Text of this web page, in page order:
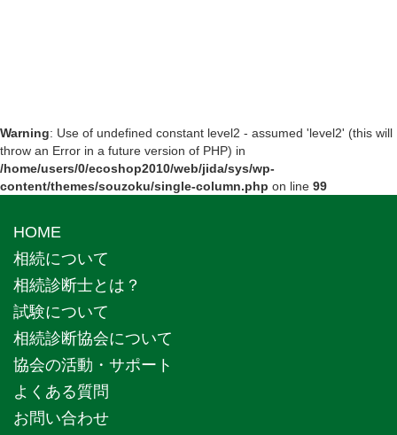
Warning: Use of undefined constant level2 - assumed 'level2' (this will
throw an Error in a future version of PHP) in
/home/users/0/ecoshop2010/web/jida/sys/wp-
content/themes/souzoku/single-column.php on line 99
HOME
相続について
相続診断士とは？
試験について
相続診断協会について
協会の活動・サポート
よくある質問
お問い合わせ